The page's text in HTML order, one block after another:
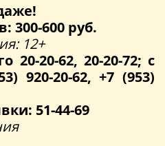
300-600 руб.
12+
20-20-62, 20-20-72; с
920-20-62, +7 (953)
51-44-69